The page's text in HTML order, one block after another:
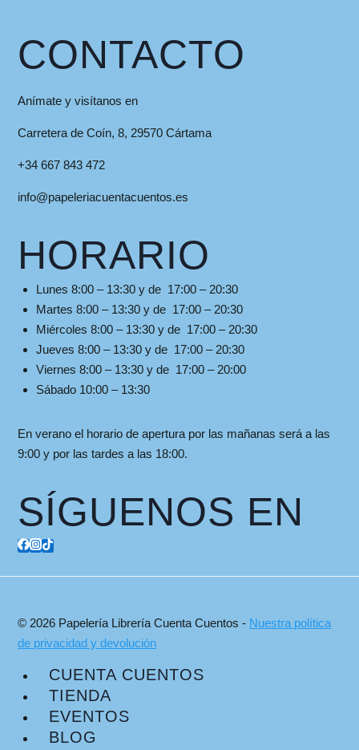
CONTACTO
Anímate y visítanos en
Carretera de Coín, 8, 29570 Cártama
+34 667 843 472
info@papeleriacuentacuentos.es
HORARIO
Lunes 8:00 – 13:30 y de 17:00 – 20:30
Martes 8:00 – 13:30 y de 17:00 – 20:30
Miércoles 8:00 – 13:30 y de 17:00 – 20:30
Jueves 8:00 – 13:30 y de 17:00 – 20:30
Viernes 8:00 – 13:30 y de 17:00 – 20:00
Sábado 10:00 – 13:30
En verano el horario de apertura por las mañanas será a las
9:00 y por las tardes a las 18:00.
SÍGUENOS EN
© 2026 Papelería Librería Cuenta Cuentos - Nuestra política
de privacidad y devolución
CUENTA CUENTOS
TIENDA
EVENTOS
BLOG